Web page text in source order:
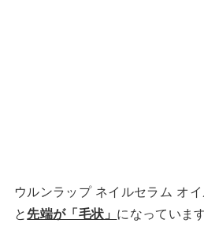
ウルンラップ ネイルセラム オ
と 先端が「毛状」 になっています